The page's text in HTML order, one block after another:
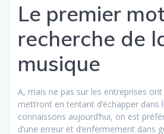
Le premier
recherche de
musique
A, mais ne pas sur les entreprises
mettront en tentant d’échapper dans
connaissons aujourd’hui, on est
d’une erreur et d’enfermement dans